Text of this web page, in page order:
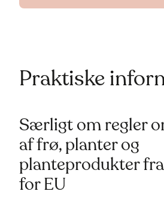
Praktiske
Særligt om regler
af frø, planter og
planteprodukter
for EU